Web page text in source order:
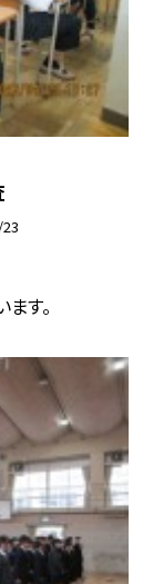
す。